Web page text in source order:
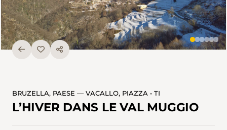
BRUZELLA, PAESE — VACALLO, PIAZZA • TI
L’HIVER DANS LE VAL MUGGIO